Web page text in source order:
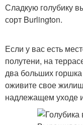
Сладкую голубику
сорт Burlington.
Если у вас есть
полутени, на
два больших
оживите свое
надлежащем уходе